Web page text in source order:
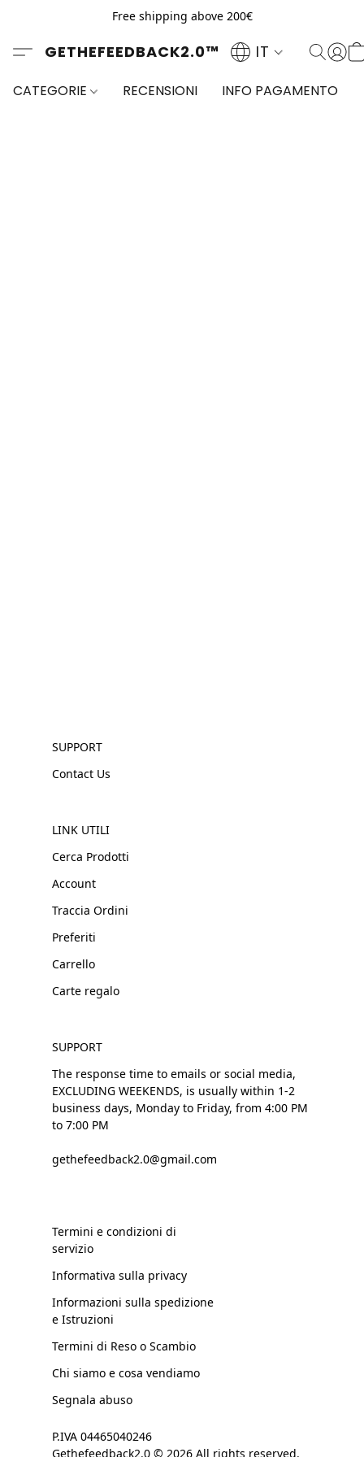
Free shipping above 200€
GETHEFEEDBACK2.0™ IT
CATEGORIE RECENSIONI INFO PAGAMENTO
SUPPORT
Contact Us
LINK UTILI
Cerca Prodotti
Account
Traccia Ordini
Preferiti
Carrello
Carte regalo
SUPPORT
The response time to emails or social media,
EXCLUDING WEEKENDS, is usually within 1-2
business days, Monday to Friday, from 4:00 PM
to 7:00 PM
gethefeedback2.0@gmail.com
Termini e condizioni di
servizio
Informativa sulla privacy
Informazioni sulla spedizione
e Istruzioni
Termini di Reso o Scambio
Chi siamo e cosa vendiamo
Segnala abuso
P.IVA 04465040246
Gethefeedback2.0 © 2026 All rights reserved.